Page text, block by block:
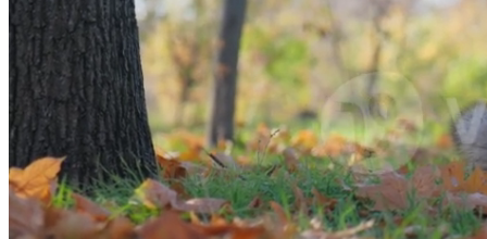
Images Éditoriales
Événements Éditoriaux